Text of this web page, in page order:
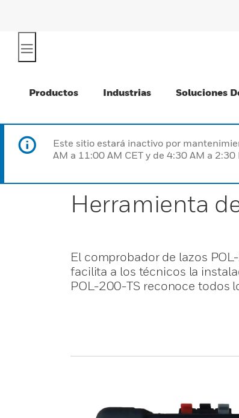
Productos Industrias Soluciones
Este sitio estará inactivo por
AM a 11:00 AM CET y de 4:30 AM a
Herramienta
El comprobador de lazos
facilita a los técnicos la
POL-200-TS reconoce todos